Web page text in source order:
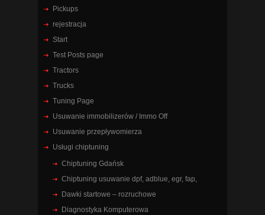
Pickups
rejestracja
Start
Test Posts page
Tractors
Trucks
Tuning Page
Usuwanie immobilizerów / Immo Off
Usuwanie przepływomierza
Usługi chiptuning
Chiptuning Gdańsk
Chiptuning usuwanie dpf, adblue, egr, fap,
Dawki startowe – rozruchowe
Diagnostyka Komputerowa